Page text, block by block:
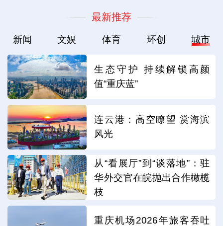
最新推荐
新闻 文娱 体育 环创 城市
生态守护 持续解锁高颜
值“重庆蓝”
连云港：高空瞭望 赏海滨
风光
从“看展厅”到“谈落地”：驻
华外交官在皖抛出合作橄榄
枝
重庆机场2026年旅客吞吐